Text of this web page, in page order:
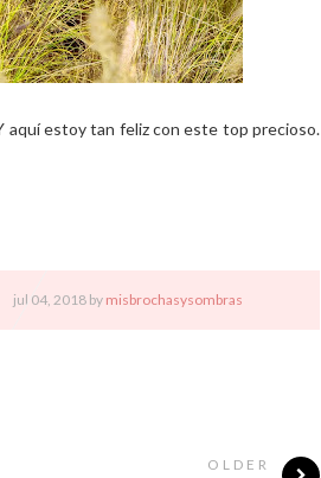
aquí estoy tan feliz con este top precioso.
jul 04, 2018 by misbrochasysombras
OLDER